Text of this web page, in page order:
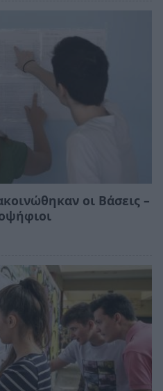
οι Βάσεις –